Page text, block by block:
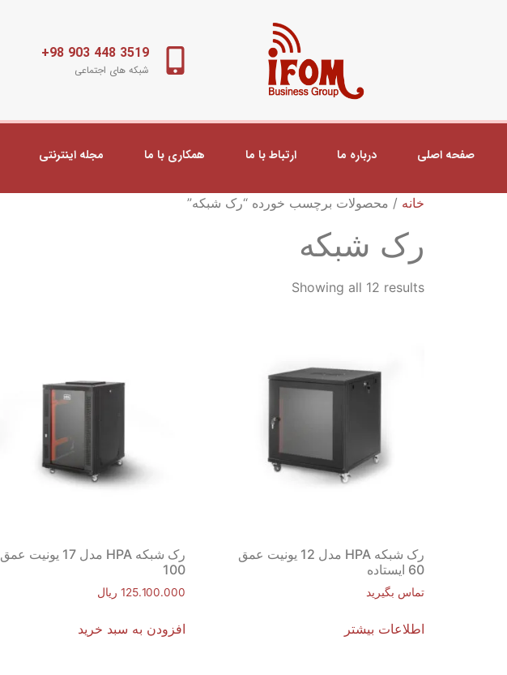
3519 448 903 98+
شبکه های اجتماعی
صفحه اصلی درباره ما ارتباط با ما همکاری با ما مجله اینترنتی
خانه / محصولات برچسب خورده “رک شبکه”
رک شبکه
Showing all 12 results
رک شبکه HPA مدل 12 یونیت عمق
60 ایستاده
تماس بگیرید
اطلاعات بیشتر
رک شبکه HPA مدل 17 یونیت عمق
100
125.100.000 ریال
افزودن به سبد خرید